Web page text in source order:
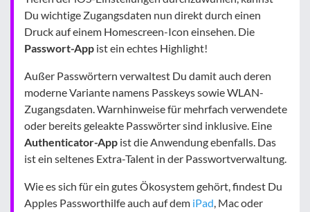
Du wichtige Zugangsdaten nun direkt durch einen
Druck auf einem Homescreen-Icon einsehen. Die
Passwort-App ist ein echtes Highlight!
Außer Passwörtern verwaltest Du damit auch deren
moderne Variante namens Passkeys sowie WLAN-
Zugangsdaten. Warnhinweise für mehrfach verwendete
oder bereits geleakte Passwörter sind inklusive. Eine
Authenticator-App ist die Anwendung ebenfalls. Das
ist ein seltenes Extra-Talent in der Passwortverwaltung.
Wie es sich für ein gutes Ökosystem gehört, findest Du
Apples Passworthilfe auch auf dem iPad, Mac oder